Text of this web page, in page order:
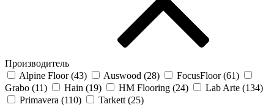
Производитель
Alpine Floor (43) Auswood (28) FocusFloor (61)
Grabo (11) Hain (19) HM Flooring (24) Lab Arte (134)
Primavera (110) Tarkett (25)